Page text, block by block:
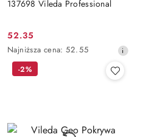
137698 Vileda Professional
Cena
promocyjna:
52.35
Najniższa
cena
Najniższa cena: 52.55
-2%